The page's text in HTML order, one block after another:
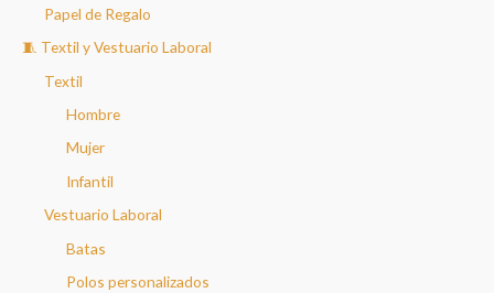
Papel de Regalo
🧵 Textil y Vestuario Laboral
Textil
Hombre
Mujer
Infantil
Vestuario Laboral
Batas
Polos personalizados